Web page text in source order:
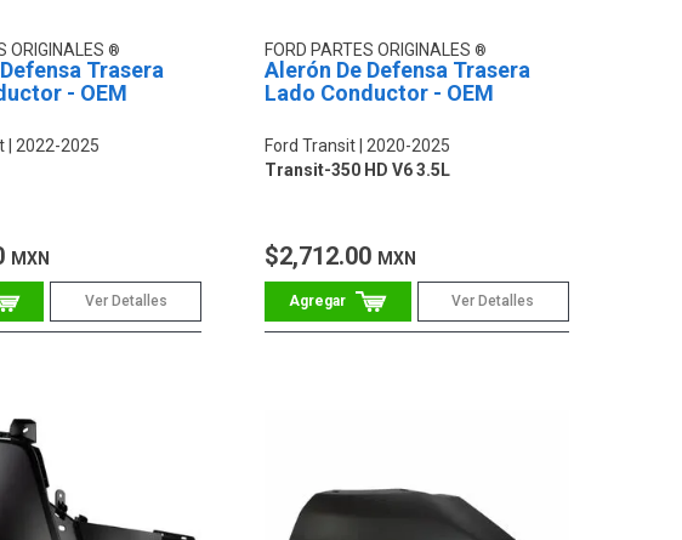
ORIGINALES
Trasera
- OEM
2022-2025
MXN
Ver Detalles
FORD PARTES ORIGINALES
Alerón De Defensa Trasera
Lado Conductor - OEM
Ford Transit
2020-2025
Transit-350 HD V6 3.5L
$2,712.00 MXN
Ver Detalles